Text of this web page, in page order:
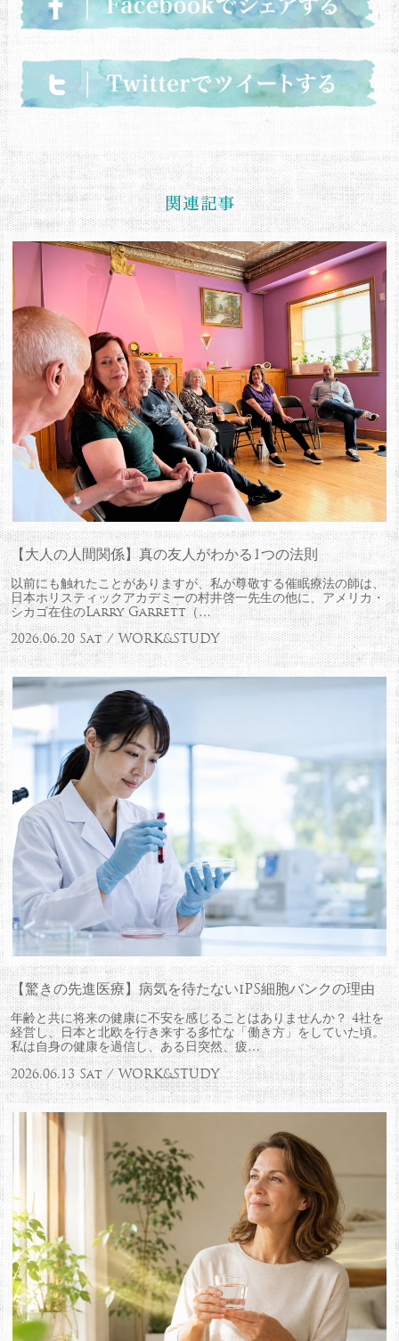
【大人の人間関係】真の友人がわかる1つの法則
以前にも触れたことがありますが、私が尊敬する催眠療法の師は、
日本ホリスティックアカデミーの村井啓一先生の他に、アメリカ・
シカゴ在住のLarry Garrett（…
2026.06.20 Sat / WORK&STUDY
【驚きの先進医療】病気を待たないiPS細胞バンクの理由
年齢と共に将来の健康に不安を感じることはありませんか？ 4社を
経営し、日本と北欧を行き来する多忙な「働き方」をしていた頃。
私は自身の健康を過信し、ある日突然、疲…
2026.06.13 Sat / WORK&STUDY